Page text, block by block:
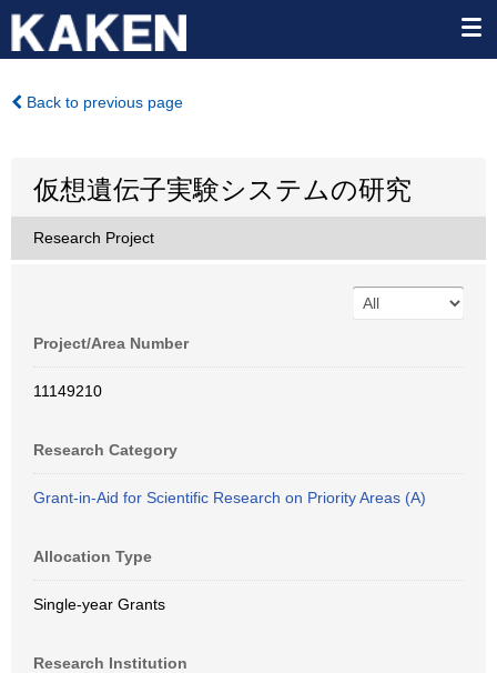
Back to previous page
仮想遺伝子実験システムの研究
Research Project
Project/Area Number
11149210
Research Category
Grant-in-Aid for Scientific Research on Priority Areas (A)
Allocation Type
Single-year Grants
Research Institution